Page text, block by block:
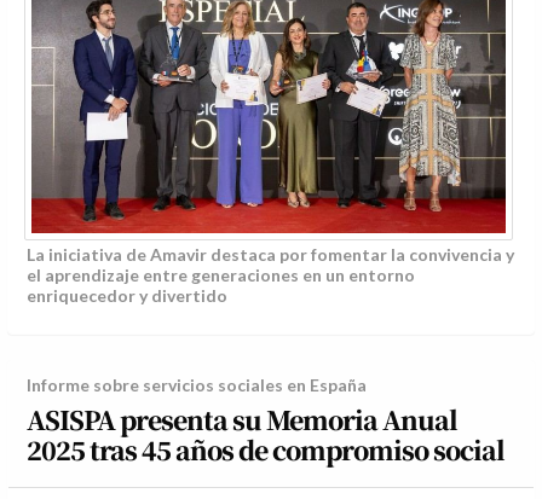
La iniciativa de Amavir destaca por fomentar la convivencia y
el aprendizaje entre generaciones en un entorno
enriquecedor y divertido
Informe sobre servicios sociales en España
ASISPA presenta su Memoria Anual
2025 tras 45 años de compromiso social